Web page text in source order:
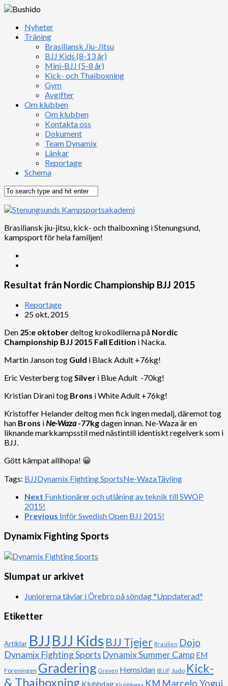
Nyheter
Träning
Brasiliansk Jiu-Jitsu
BJJ Kids (8-13 år)
Mini-BJJ (5-8 år)
Kick- och Thaiboxning
Gym
Avgifter
Om klubben
Om klubben
Kontakta oss
Dokument
Team Dynamix
Länkar
Reportage
Schema
Brasiliansk jiu-jitsu, kick- och thaiboxning i Stenungsund,
kampsport för hela familjen!
Resultat från Nordic Championship BJJ 2015
Reportage
25 okt, 2015
Den 25:e oktoberdeltog krokodilerna på Nordic
Championship BJJ 2015 Fall Edition i Nacka.
Martin Janson tog Guld i Black Adult +76kg!
Eric Vesterberg togSilver i Blue Adult -70kg!
Kristian Dirani tog Brons i White Adult +76kg!
Kristoffer Helander deltog men fick ingen medalj, däremot tog
han Brons i Ne-Waza-77kgdagen innan. Ne-Waza är en
liknande markkampsstil med nästintill identiskt regelverk som i
BJJ.
Gött kämpat allihopa! 😀
Tags: BJJDynamix Fighting SportsNe-WazaTävling
Next Funktionärer och utlåning av teknik till SWOP
2015!
Previous Inför Swedish Open BJJ 2015!
Dynamix Fighting Sports
Slumpat ur arkivet
Juniorerna tävlar i Örebro på söndag *Uppdaterad*
Etiketter
Artiklar BJJ BJJ Kids BJJ Tjejer Brasilien Dojo
Dynamix Fighting Sports Dynamix Summer Camp EM
Föreningen Gradering Greven Hemsidan IBJJF Judo Kick-
& Thaiboxning Klubbdag Klubblogga KM Marcelo Yogui